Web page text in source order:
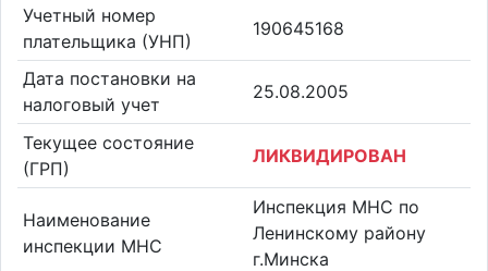
Учетный номер
плательщика (УНП)
190645168
Дата постановки на
налоговый учет
25.08.2005
Текущее состояние
(ГРП)
ЛИКВИДИРОВАН
Наименование
инспекции МНС
Инспекция МНС по
Ленинскому району
г.Минска